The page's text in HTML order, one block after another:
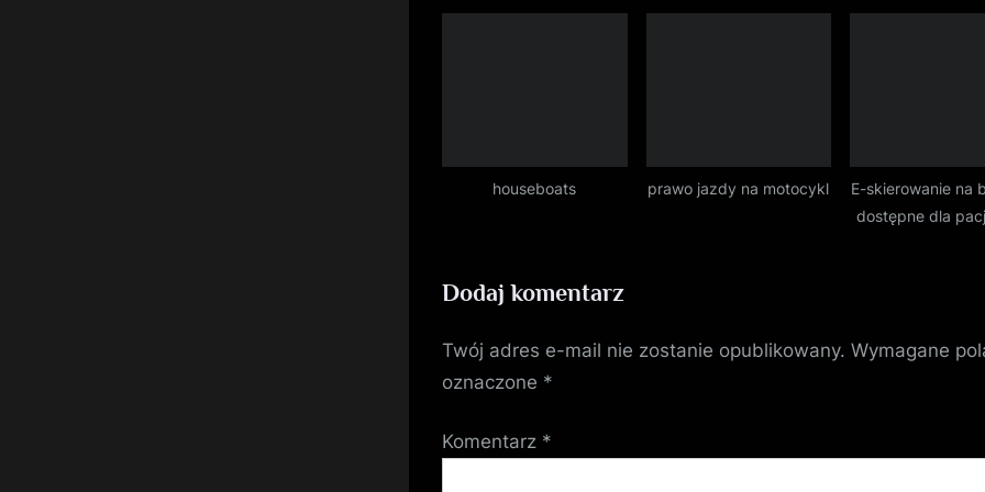
houseboats prawo jazdy na motocykl
E-skierowanie na
dostępne dla
Dodaj komentarz
Twój adres e-mail nie zostanie opublikowany. Wymagane
oznaczone *
Komentarz *